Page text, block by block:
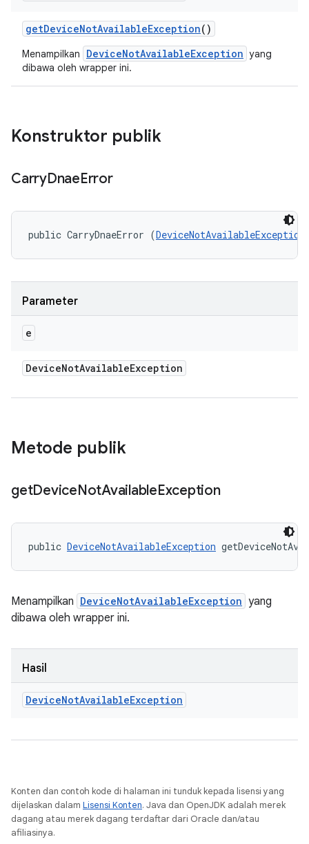
getDeviceNotAvailableException()
Menampilkan DeviceNotAvailableException yang
dibawa oleh wrapper ini.
Konstruktor publik
CarryDnaeError
public CarryDnaeError (DeviceNotAvailableException
Parameter
e
DeviceNotAvailableException
Metode publik
getDeviceNotAvailableException
public DeviceNotAvailableException
Menampilkan DeviceNotAvailableException yang
dibawa oleh wrapper ini.
Hasil
DeviceNotAvailableException
Konten dan contoh kode di halaman ini tunduk kepada lisensi yang
dijelaskan dalam Lisensi Konten. Java dan OpenJDK adalah merek
dagang atau merek dagang terdaftar dari Oracle dan/atau
afiliasinya.